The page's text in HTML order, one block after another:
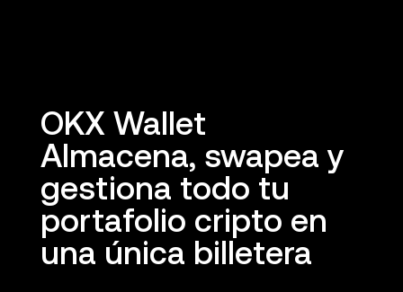
OKX Wallet
Almacena, swapea y
gestiona todo tu
portafolio cripto en
una única billetera